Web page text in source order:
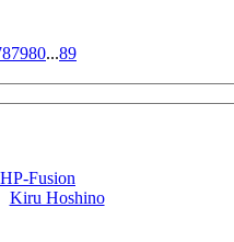
7980...89
Fusion
Kiru Hoshino